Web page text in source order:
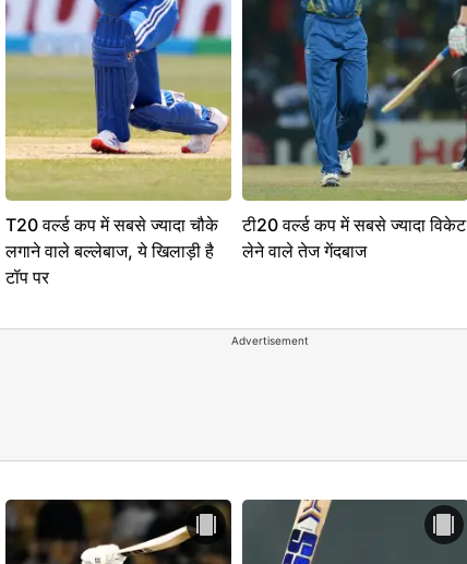
T20 वर्ल्ड कप में सबसे ज्यादा चौके
लगाने वाले बल्लेबाज, ये खिलाड़ी है
टॉप पर
टी20 वर्ल्ड कप में सबसे ज्यादा विकेट
लेने वाले तेज गेंदबाज
Advertisement